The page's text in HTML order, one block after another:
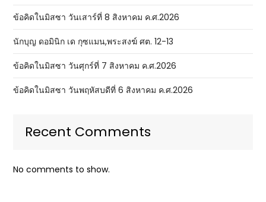
ข้อคิดในมิสซา วันเสาร์ที่ 8 สิงหาคม ค.ศ.2026
นักบุญ ดอมินิก เด กุซแมน,พระสงฆ์ ศต. 12-13
ข้อคิดในมิสซา วันศุกร์ที่ 7 สิงหาคม ค.ศ.2026
ข้อคิดในมิสซา วันพฤหัสบดีที่ 6 สิงหาคม ค.ศ.2026
Recent Comments
No comments to show.